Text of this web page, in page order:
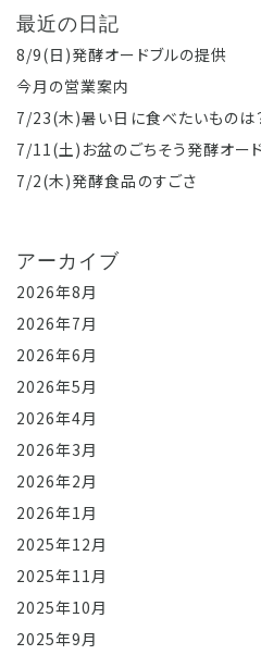
最近の日記
8/9(日)発酵オードブルの提供
今月の営業案内
7/23(木)暑い日に食べたいものは
7/11(土)お盆のごちそう発酵オー
7/2(木)発酵食品のすごさ
アーカイブ
2026年8月
2026年7月
2026年6月
2026年5月
2026年4月
2026年3月
2026年2月
2026年1月
2025年12月
2025年11月
2025年10月
2025年9月